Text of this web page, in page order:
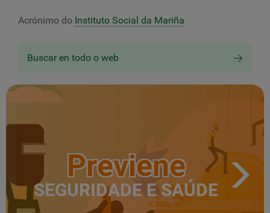
Acrónimo do Instituto Social da Mariña
Buscar en todo o web
Previene
SEGURIDADE E SAÚDE